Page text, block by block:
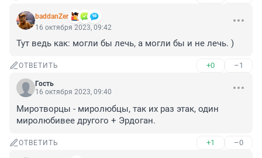
baddanZer
16 октября 2023, 09:42
Тут ведь как: могли бы лечь, а могли бы и не лечь. )
ОТВЕТИТЬ +0 –1
Гость
16 октября 2023, 09:40
Миротворцы - миролюбцы, так их раз этак, один
миролюбивее другого + Эрдоган.
ОТВЕТИТЬ +1 –0